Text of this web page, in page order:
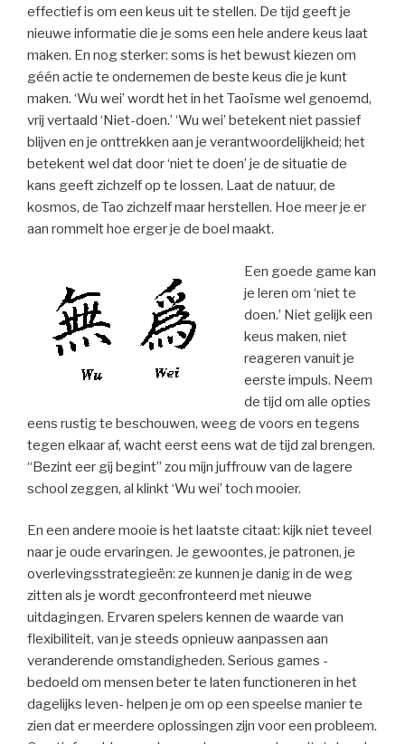
effectief is om een keus uit te stellen. De tijd geeft je
nieuwe informatie die je soms een hele andere keus laat
maken. En nog sterker: soms is het bewust kiezen om
géén actie te ondernemen de beste keus die je kunt
maken. ‘Wu wei’ wordt het in het Taoïsme wel genoemd,
vrij vertaald ‘Niet-doen.’ ‘Wu wei’ betekent niet passief
blijven en je onttrekken aan je verantwoordelijkheid; het
betekent wel dat door ‘niet te doen’ je de situatie de
kans geeft zichzelf op te lossen. Laat de natuur, de
kosmos, de Tao zichzelf maar herstellen. Hoe meer je er
aan rommelt hoe erger je de boel maakt.
Een goede game kan
je leren om ‘niet te
doen.’ Niet gelijk een
keus maken, niet
reageren vanuit je
eerste impuls. Neem
de tijd om alle opties
eens rustig te beschouwen, weeg de voors en tegens
tegen elkaar af, wacht eerst eens wat de tijd zal brengen.
“Bezint eer gij begint” zou mijn juffrouw van de lagere
school zeggen, al klinkt ‘Wu wei’ toch mooier.
En een andere mooie is het laatste citaat: kijk niet teveel
naar je oude ervaringen. Je gewoontes, je patronen, je
overlevingsstrategieën: ze kunnen je danig in de weg
zitten als je wordt geconfronteerd met nieuwe
uitdagingen. Ervaren spelers kennen de waarde van
flexibiliteit, van je steeds opnieuw aanpassen aan
veranderende omstandigheden. Serious games -
bedoeld om mensen beter te laten functioneren in het
dagelijks leven- helpen je om op een speelse manier te
zien dat er meerdere oplossingen zijn voor een probleem.